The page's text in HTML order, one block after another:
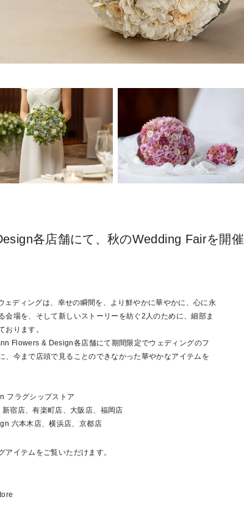
各店舗にて、秋のWedding Fairを開催
ディングは、幸せの瞬間を、より鮮やかに華やかに、心に永
会場を、そして新しいストーリーを紡ぐ2人のために、細部ま
おります。
Flowers & Design各店舗にて期間限定でウェディングのフ
、今まで店頭で見ることのできなかった華やかなアイテムを
フラグシップストア
宿店、有楽町店、大阪店、福岡店
六本木店、横浜店、京都店
イテムをご覧いただけます。